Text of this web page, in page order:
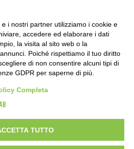
e 1,7 milioni di presenze
fa
modello di IA stima il volume
del pianeta
fa
il Parlamento amplia
il perimetro delle attività
Società di Stato
fa
i nostri partner utilizziamo i cookie e
accedere ed elaborare i dati
la visita al sito web o la
Poiché rispettiamo il tuo diritto
di non consentire alcuni tipi di
GDPR per saperne di più.
Completa
TUTTO